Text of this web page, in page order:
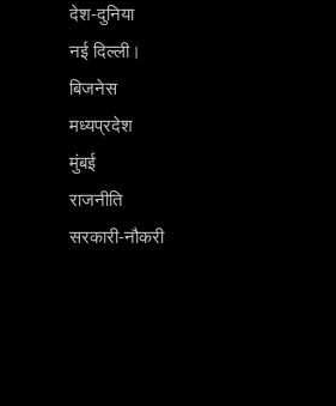
देश-दुनिया
नई दिल्ली।
बिजनेस
मध्यप्रदेश
मुंबई
राजनीति
सरकारी-नौकरी